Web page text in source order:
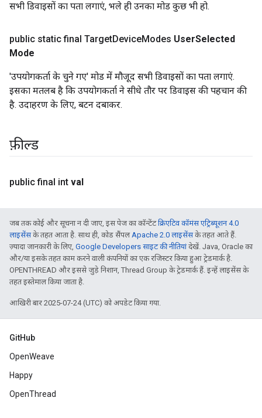
सभी डिवाइसों का पता लगाएं, भले ही उनका मोड कुछ भी हो.
public static final TargetDeviceModes UserSelected
Mode
'उपयोगकर्ता के चुने गए' मोड में मौजूद सभी डिवाइसों का पता लगाएं.
इसका मतलब है कि उपयोगकर्ता ने सीधे तौर पर डिवाइस की पहचान की
है. उदाहरण के लिए, बटन दबाकर.
फ़ील्ड
public final int val
जब तक कोई और सूचना न दी जाए, इस पेज का कॉन्टेंटक्रिएटिव कॉमंस एट्रिब्यूशन 4.0
लाइसेंसके तहत आता है. साथ ही, कोड सैंपलApache 2.0 लाइसेंसके तहत आते हैं.
ज़्यादा जानकारी के लिए, Google Developers साइट की नीतियांदेखें. Java, Oracle का
और/या इसके तहत काम करने वाली कंपनियों का एक रजिस्टर किया हुआ ट्रेडमार्क है.
OPENTHREAD और इससे जुड़े निशान, Thread Group के ट्रेडमार्क हैं. इन्हें लाइसेंस के
तहत इस्तेमाल किया जाता है.
आखिरी बार 2025-07-24 (UTC) को अपडेट किया गया.
GitHub
OpenWeave
Happy
OpenThread